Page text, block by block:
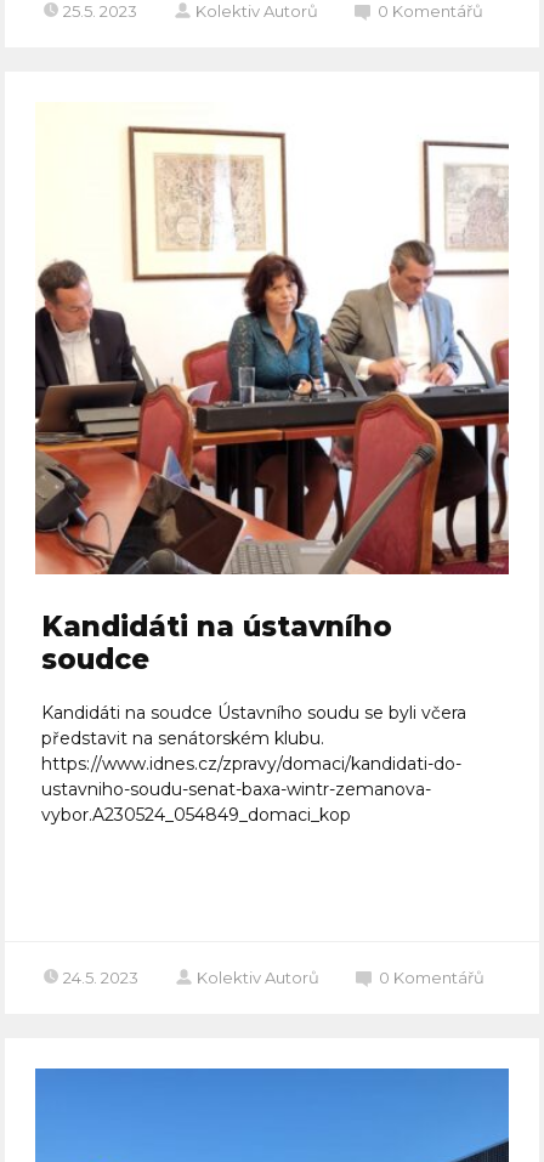
25.5. 2023 Kolektiv Autorů 0 Komentářů
Kandidáti na ústavního
soudce
Kandidáti na soudce Ústavního soudu se byli včera
představit na senátorském klubu.
https://www.idnes.cz/zpravy/domaci/kandidati-do-
ustavniho-soudu-senat-baxa-wintr-zemanova-
vybor.A230524_054849_domaci_kop
24.5. 2023 Kolektiv Autorů 0 Komentářů